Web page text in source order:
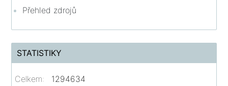
Přehled zdrojů
STATISTIKY
Celkem:
1294634